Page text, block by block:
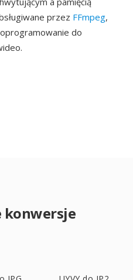
przez FFmpeg,
do
konwersje